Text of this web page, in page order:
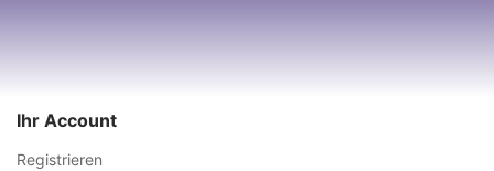
Ihr Account
Registrieren